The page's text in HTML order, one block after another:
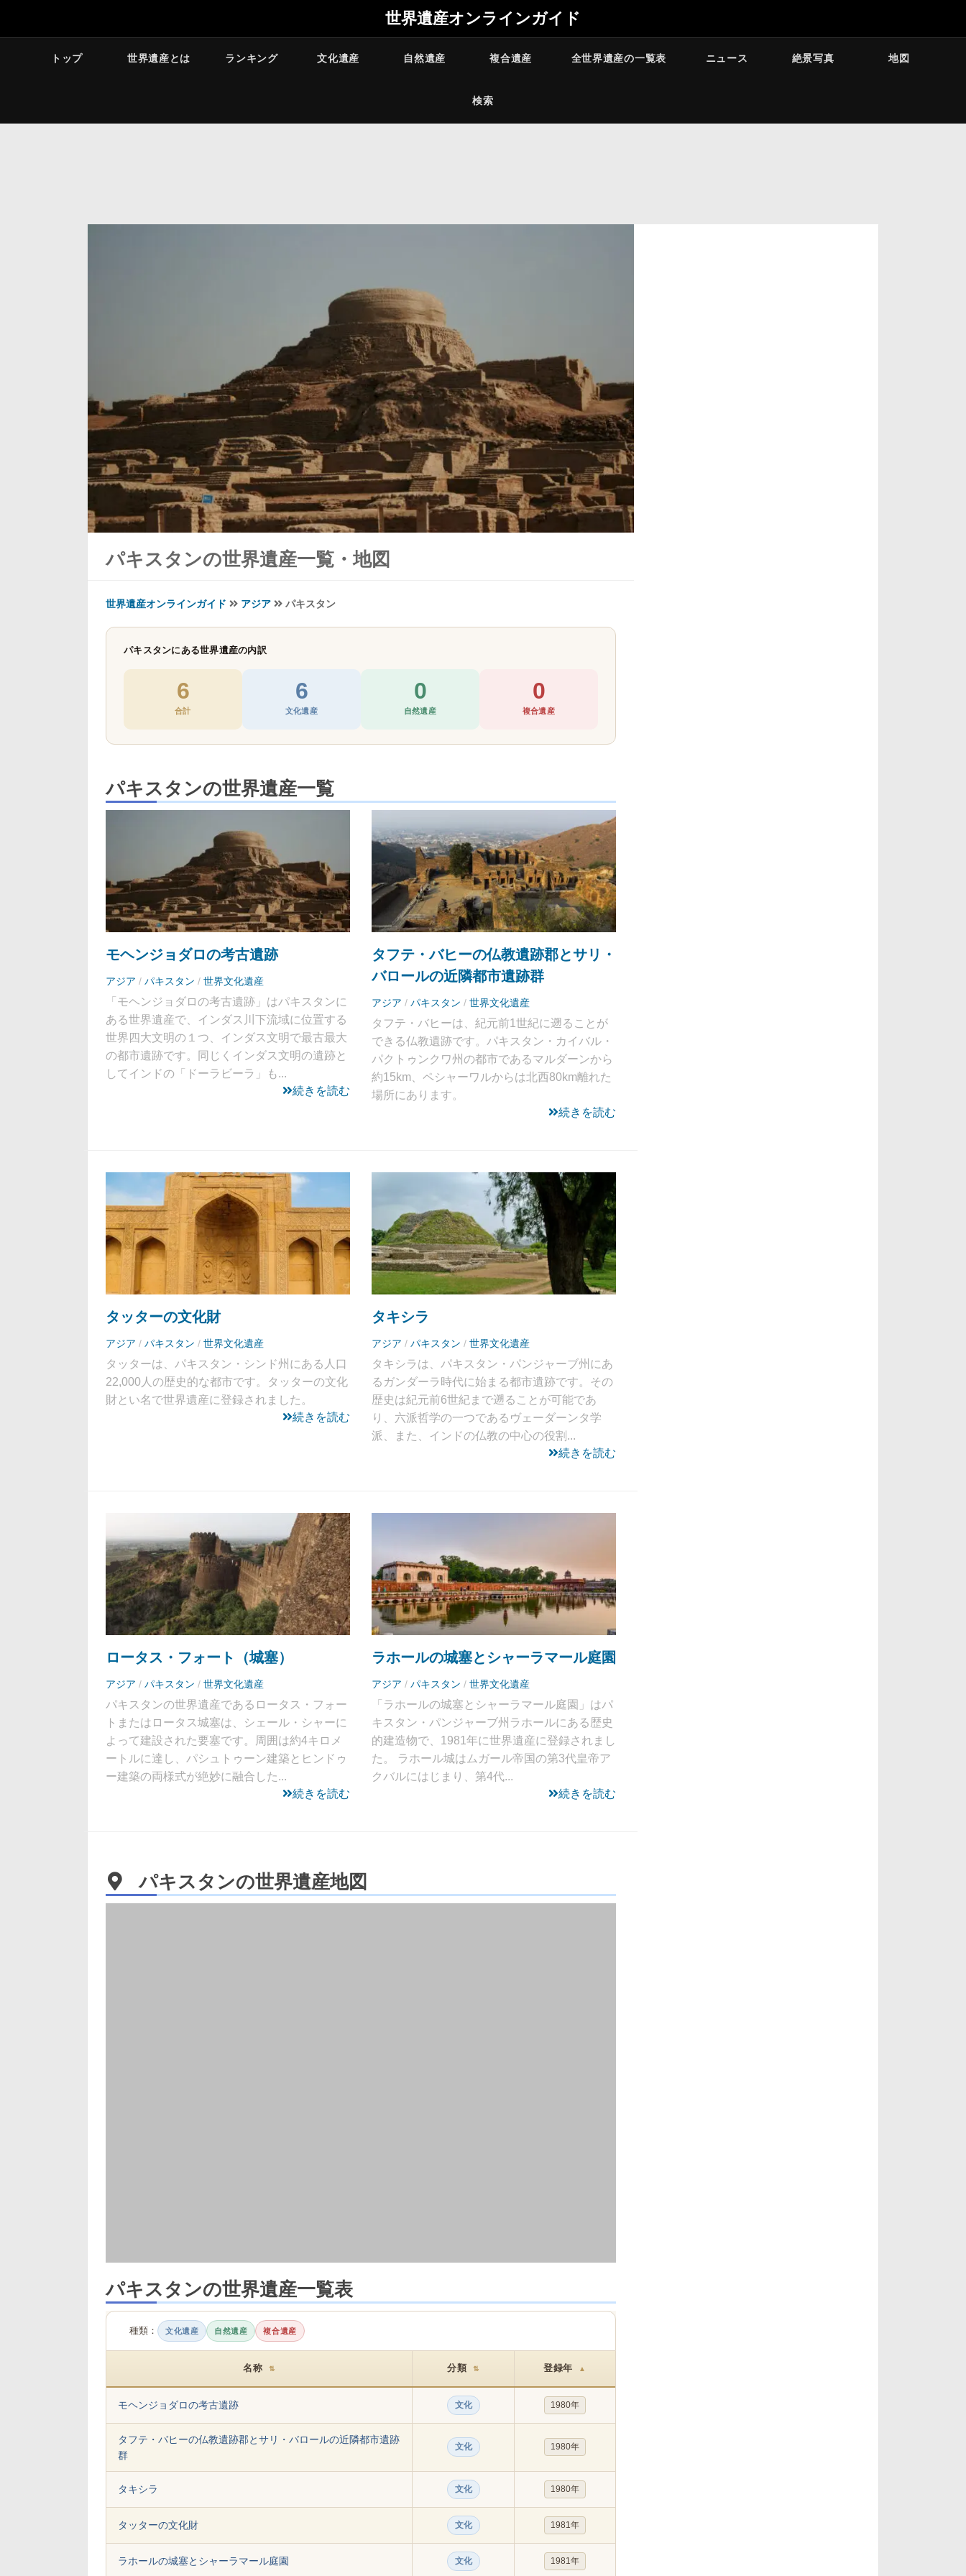
世界遺産オンラインガイド
トップ 世界遺産とは ランキング 文化遺産 自然遺産 複合遺産 全世界遺産の一覧表 ニュース 絶景写真 地図
検索
パキスタンの世界遺産一覧・地図
世界遺産オンラインガイド アジア パキスタン
パキスタンにある世界遺産の内訳
6
合計
6
文化遺産
0
自然遺産
0
複合遺産
パキスタンの世界遺産一覧
モヘンジョダロの考古遺跡
アジア / パキスタン / 世界文化遺産
「モヘンジョダロの考古遺跡」はパキスタンに
ある世界遺産で、インダス川下流域に位置する
世界四大文明の１つ、インダス文明で最古最大
の都市遺跡です。同じくインダス文明の遺跡と
してインドの「ドーラビーラ」も...
続きを読む
タフテ・バヒーの仏教遺跡郡とサリ・
バロールの近隣都市遺跡群
アジア / パキスタン / 世界文化遺産
タフテ・バヒーは、紀元前1世紀に遡ることが
できる仏教遺跡です。パキスタン・カイバル・
パクトゥンクワ州の都市であるマルダーンから
約15km、ペシャーワルからは北西80km離れた
場所にあります。
続きを読む
タッターの文化財
アジア / パキスタン / 世界文化遺産
タッターは、パキスタン・シンド州にある人口
22,000人の歴史的な都市です。タッターの文化
財とい名で世界遺産に登録されました。
続きを読む
タキシラ
アジア / パキスタン / 世界文化遺産
タキシラは、パキスタン・パンジャーブ州にあ
るガンダーラ時代に始まる都市遺跡です。その
歴史は紀元前6世紀まで遡ることが可能であ
り、六派哲学の一つであるヴェーダーンタ学
派、また、インドの仏教の中心の役割...
続きを読む
ロータス・フォート（城塞）
アジア / パキスタン / 世界文化遺産
パキスタンの世界遺産であるロータス・フォー
トまたはロータス城塞は、シェール・シャーに
よって建設された要塞です。周囲は約4キロメ
ートルに達し、パシュトゥーン建築とヒンドゥ
ー建築の両様式が絶妙に融合した...
続きを読む
ラホールの城塞とシャーラマール庭園
アジア / パキスタン / 世界文化遺産
「ラホールの城塞とシャーラマール庭園」はパ
キスタン・パンジャーブ州ラホールにある歴史
的建造物で、1981年に世界遺産に登録されまし
た。 ラホール城はムガール帝国の第3代皇帝ア
クバルにはじまり、第4代...
続きを読む
パキスタンの世界遺産地図
パキスタンの世界遺産一覧表
種類： 文化遺産 自然遺産 複合遺産
名称 ⇅ 分類 ⇅ 登録年 ▲
モヘンジョダロの考古遺跡 文化 1980年
タフテ・バヒーの仏教遺跡郡とサリ・バロールの近隣都市遺跡
群
文化 1980年
タキシラ 文化 1980年
タッターの文化財 文化 1981年
ラホールの城塞とシャーラマール庭園 文化 1981年